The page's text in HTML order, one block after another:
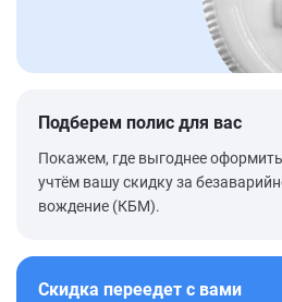
Подберем полис для вас
Покажем, где выгоднее
учтём вашу скидку за
вождение (КБМ).
Скидка переедет с вами